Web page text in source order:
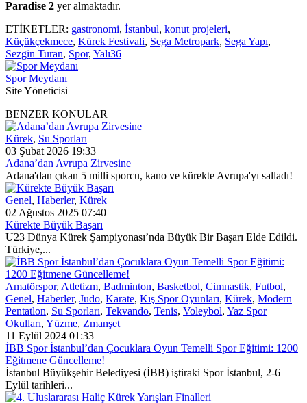
Paradise 2 yer almaktadır.
ETİKETLER: gastronomi, İstanbul, konut projeleri,
Küçükçekmece, Kürek Festivali, Sega Metropark, Sega Yapı,
Sezgin Turan, Spor, Yalı36
Spor Meydanı
Site Yöneticisi
BENZER KONULAR
Kürek, Su Sporları
03 Şubat 2026 19:33
Adana’dan Avrupa Zirvesine
Adana'dan çıkan 5 milli sporcu, kano ve kürekte Avrupa'yı salladı!
Genel, Haberler, Kürek
02 Ağustos 2025 07:40
Kürekte Büyük Başarı
U23 Dünya Kürek Şampiyonası’nda Büyük Bir Başarı Elde Edildi.
Türkiye,...
Amatörspor, Atletizm, Badminton, Basketbol, Cimnastik, Futbol,
Genel, Haberler, Judo, Karate, Kış Spor Oyunları, Kürek, Modern
Pentatlon, Su Sporları, Tekvando, Tenis, Voleybol, Yaz Spor
Okulları, Yüzme, Zmanşet
11 Eylül 2024 01:33
İBB Spor İstanbul’dan Çocuklara Oyun Temelli Spor Eğitimi: 1200
Eğitmene Güncelleme!
İstanbul Büyükşehir Belediyesi (İBB) iştiraki Spor İstanbul, 2-6
Eylül tarihleri...